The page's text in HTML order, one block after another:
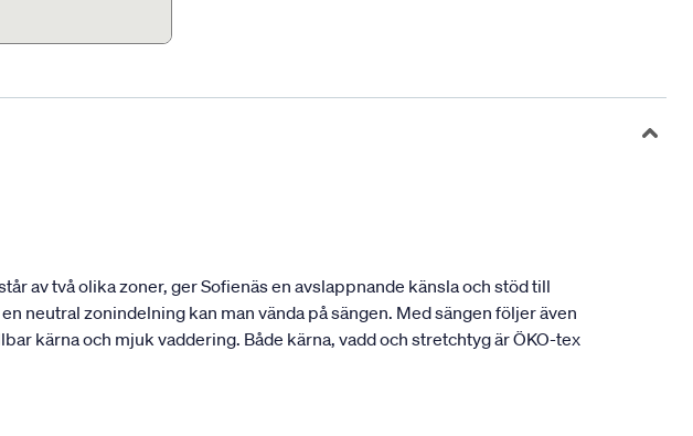
av två olika zoner, ger Sofienäs en avslappnande känsla och stöd till
neutral zonindelning kan man vända på sängen. Med sängen följer även
kärna och mjuk vaddering. Både kärna, vadd och stretchtyg är ÖKO-tex